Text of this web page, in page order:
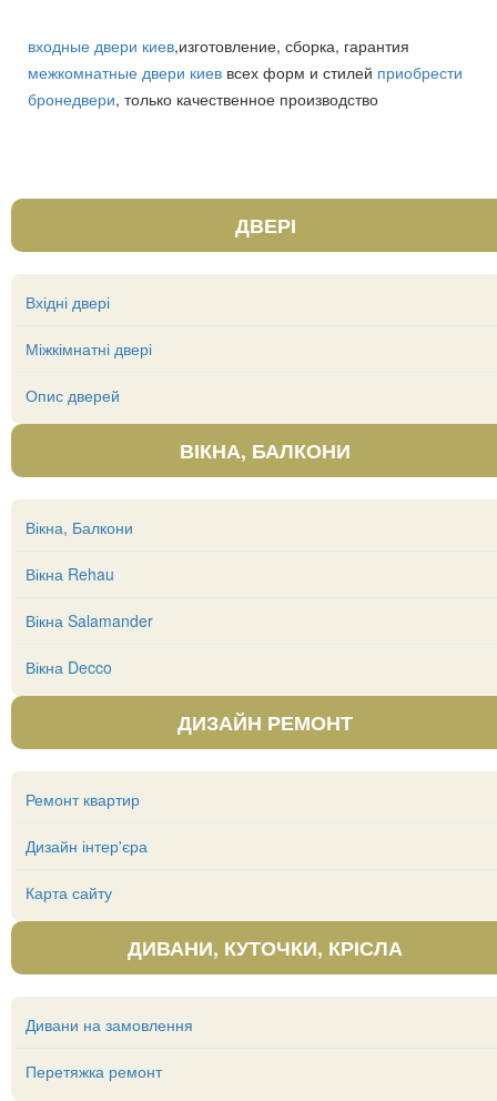
входные двери киев,изготовление, сборка, гарантия
межкомнатные двери киев всех форм и стилей приобрести
бронедвери, только качественное производство
ДВЕРІ
Вхідні двері
Міжкімнатні двері
Опис дверей
ВІКНА, БАЛКОНИ
Вікна, Балкони
Вікна Rehau
Вікна Salamander
Вікна Decco
ДИЗАЙН РЕМОНТ
Ремонт квартир
Дизайн інтер'єра
Карта сайту
ДИВАНИ, КУТОЧКИ, КРІСЛА
Дивани на замовлення
Перетяжка ремонт